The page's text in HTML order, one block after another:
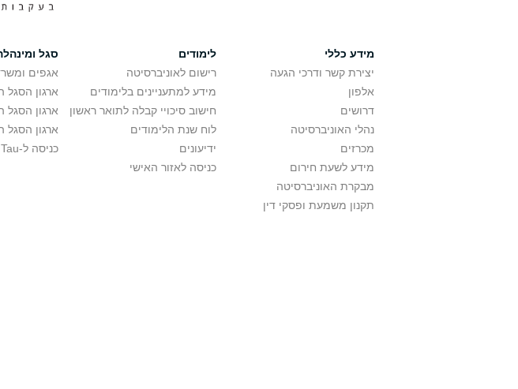
מידע כללי
יצירת קשר ודרכי הגעה
אלפון
דרושים
נהלי האוניברסיטה
מכרזים
מידע לשעת חירום
מבקרת האוניברסיטה
תקנון משמעת ופסקי דין
לימודים
רישום לאוניברסיטה
מידע למתעניינים בלימודים
חישוב סיכויי קבלה לתואר ראשון
לוח שנת הלימודים
ידיעונים
כניסה לאזור האישי
סגל
אגפים
ארגון הסגל
ארגון הסגל
ארגון הסגל
כניסה ל-My Tau